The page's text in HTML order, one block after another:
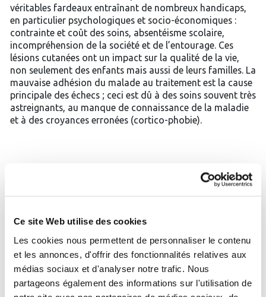
Ce site Web utilise des cookies
Les cookies nous permettent de personnaliser le contenu
et les annonces, d'offrir des fonctionnalités relatives aux
médias sociaux et d'analyser notre trafic. Nous
partageons également des informations sur l'utilisation de
véritables fardeaux entraînant de nombreux handicaps,
en particulier psychologiques et socio-économiques :
contrainte et coût des soins, absentéisme scolaire,
incompréhension de la société et de l’entourage. Ces
lésions cutanées ont un impact sur la qualité de la vie,
non seulement des enfants mais aussi de leurs familles. La
mauvaise adhésion du malade au traitement est la cause
principale des échecs ; ceci est dû à des soins souvent très
astreignants, au manque de connaissance de la maladie
et à des croyances erronées (cortico-phobie).
brûlures
tous les grands brûlés, enfants compris, en particulier
viennent de plus en plus tôt ; leurs lésions sont de sévérité
croissante en raison des progrès de la réanimation et de
la chirurgie.